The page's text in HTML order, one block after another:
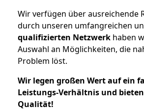
Wir verfügen über ausreichende
durch unseren umfangreichen
qualifizierten Netzwerk haben
Auswahl an Möglichkeiten, die
Problem löst.
Wir legen großen Wert auf ein
Leistungs-Verhältnis und
Qualität!